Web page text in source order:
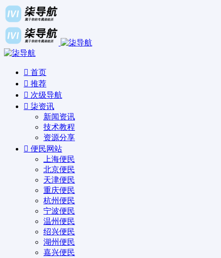
首页
推荐
次级导航
柒资讯
新闻资讯
技术教程
资源分享
便民网站
上海便民
北京便民
天津便民
重庆便民
杭州便民
宁波便民
温州便民
绍兴便民
湖州便民
嘉兴便民